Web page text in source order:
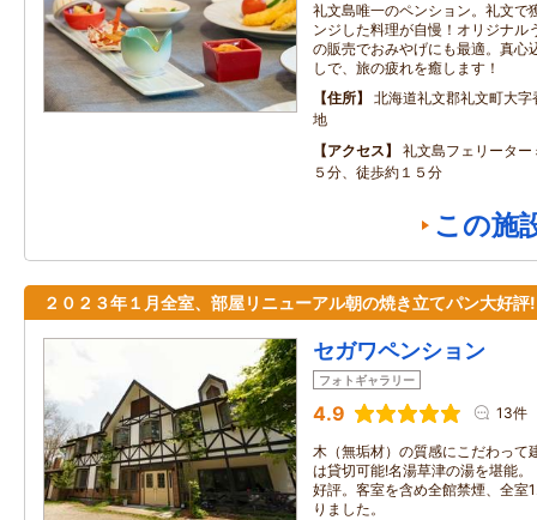
礼文島唯一のペンション。礼文で
ンジした料理が自慢！オリジナル
の販売でおみやげにも最適。真心
しで、旅の疲れを癒します！
住所
北海道礼文郡礼文町大
地
アクセス
礼文島フェリータ
５分、徒歩約１５分
この施
２０２３年１月全室、部屋リニューアル朝の焼き立てパン大好評
セガワペンション
フォトギャラリー
4.9 13件
木（無垢材）の質感にこだわっ
は貸切可能!名湯草津の湯を堪
好評。客室を含め全館禁煙、全室
りました。